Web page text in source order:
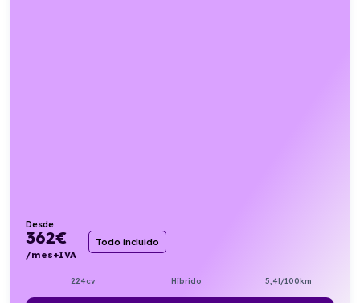
Desde:
362€
/mes+IVA
Todo incluido
224cv Híbrido 5,4l/100km